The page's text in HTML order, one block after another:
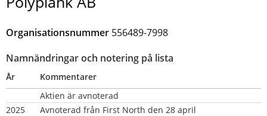
Organisationsnummer 556489-7998
Namnändringar och notering på lista
År
Kommentarer
Aktien är avnoterad
2025
Avnoterad från First North den 28 april